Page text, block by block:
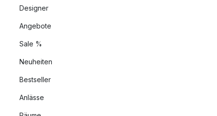
Designer
Angebote
Sale %
Neuheiten
Bestseller
Anlässe